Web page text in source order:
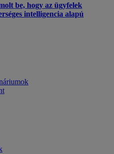
be, hogy az ügyfelek
intelligencia alapú